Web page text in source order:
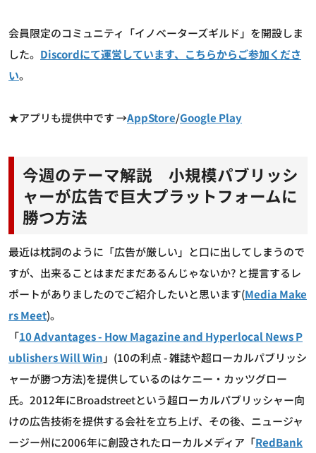
会員限定のコミュニティ「イノベーターズギルド」を開設しま
した。 Discordにて運営しています、こちらからご参加くださ
い。
★アプリも提供中です →AppStore/Google Play
今週のテーマ解説 小規模パブリッシ
ャーが広告で巨大プラットフォームに
勝つ方法
最近は枕詞のように「広告が厳しい」と口に出してしまうので
すが、出来ることはまだまだあるんじゃないか? と提言するレ
ポートがありましたのでご紹介したいと思います(Media Make
rs Meet)。
「10 Advantages - How Magazine and Hyperlocal News P
ublishers Will Win 」(10の利点 - 雑誌や超ローカルパブリッシ
ャーが勝つ方法)を提供しているのはケニー・カッツグロー
氏。2012年にBroadstreetという超ローカルパブリッシャー向
けの広告技術を提供する会社を立ち上げ、その後、ニュージャ
ージー州に2006年に創設されたローカルメディア「RedBank